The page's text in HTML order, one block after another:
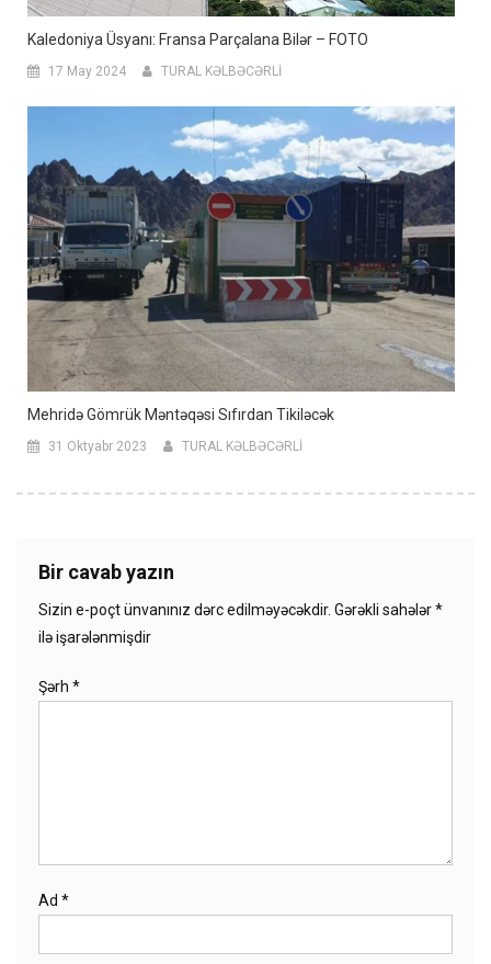
Kaledoniya Üsyanı: Fransa Parçalana Bilər – FOTO
17 May 2024 TURAL KƏLBƏCƏRLİ
Mehridə Gömrük Məntəqəsi Sıfırdan Tikiləcək
31 Oktyabr 2023 TURAL KƏLBƏCƏRLİ
Bir cavab yazın
Sizin e-poçt ünvanınız dərc edilməyəcəkdir. Gərəkli sahələr*
ilə işarələnmişdir
Şərh *
Ad *